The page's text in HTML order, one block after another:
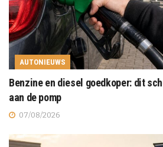
AUTONIEUWS
Benzine en diesel goedkoper: dit
aan de pomp
07/08/2026